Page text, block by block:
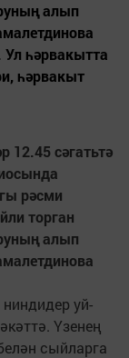
алып
һәрвакытта
һәрвакыт
12.45 сәгатьтә
рәсми
торган
алып
уй-
Үзенең
сыйларга